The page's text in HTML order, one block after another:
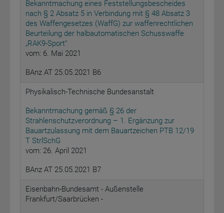
Bekanntmachung eines Feststellungsbescheides
nach § 2 Absatz 5 in Verbindung mit § 48 Absatz 3
des Waffengesetzes (WaffG) zur waffenrechtlichen
Beurteilung der halbautomatischen Schusswaffe
„RAK9-Sport“
vom: 6. Mai 2021
BAnz AT 25.05.2021 B6
Physikalisch-Technische Bundesanstalt
Bekanntmachung gemäß § 26 der
Strahlenschutzverordnung – 1. Ergänzung zur
Bauartzulassung mit dem Bauartzeichen PTB 12/19
T StrlSchG
vom: 26. April 2021
BAnz AT 25.05.2021 B7
Eisenbahn-Bundesamt - Außenstelle
Frankfurt/Saarbrücken -